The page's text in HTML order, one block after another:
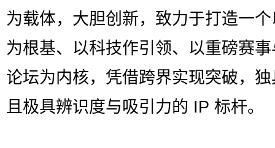
为载体，大胆创新，致力于打造一
为根基、以科技作引领、以重磅赛
论坛为内核，凭借跨界实现突破，
且极具辨识度与吸引力的 IP 标杆。